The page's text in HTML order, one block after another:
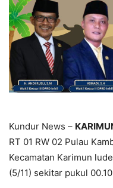
Kundur News –
RT 01 RW 02 Pulau
Kecamatan Karimun
(5/11) sekitar pukul